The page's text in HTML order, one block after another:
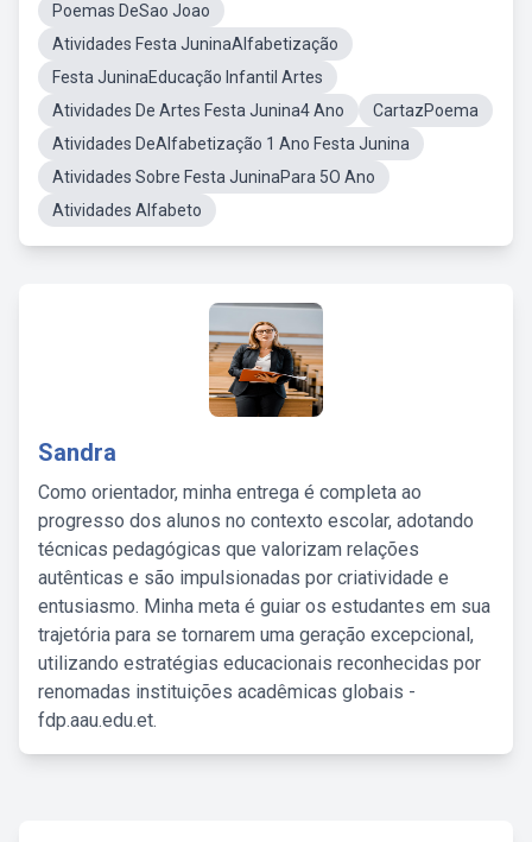
Poemas DeSao Joao
Atividades Festa JuninaAlfabetização
Festa JuninaEducação Infantil Artes
Atividades De Artes Festa Junina4 Ano
CartazPoema
Atividades DeAlfabetização 1 Ano Festa Junina
Atividades Sobre Festa JuninaPara 5O Ano
Atividades Alfabeto
Sandra
Como orientador, minha entrega é completa ao
progresso dos alunos no contexto escolar, adotando
técnicas pedagógicas que valorizam relações
autênticas e são impulsionadas por criatividade e
entusiasmo. Minha meta é guiar os estudantes em sua
trajetória para se tornarem uma geração excepcional,
utilizando estratégias educacionais reconhecidas por
renomadas instituições acadêmicas globais -
fdp.aau.edu.et.